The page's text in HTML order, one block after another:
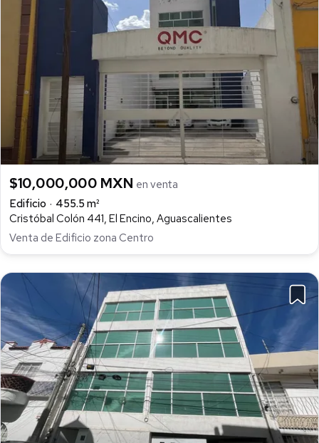
$10,000,000 MXN en venta
Edificio
455.5 m²
Cristóbal Colón 441, El Encino, Aguascalientes
Venta de Edificio zona Centro